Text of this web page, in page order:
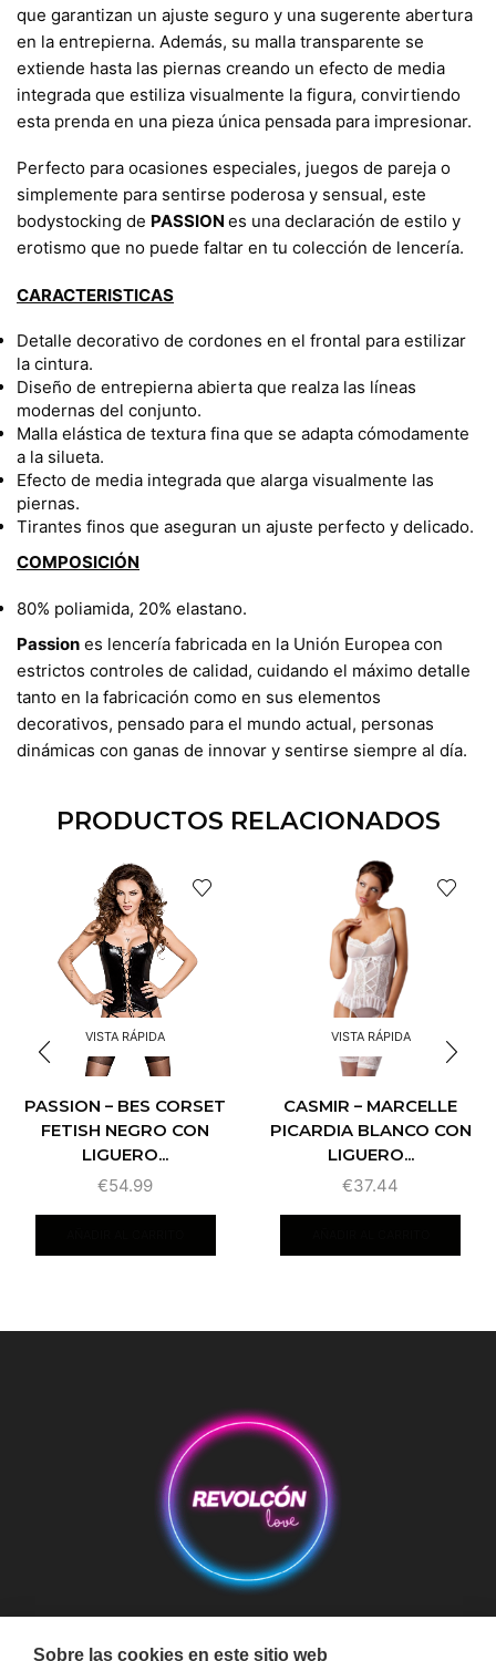
que garantizan un ajuste seguro y una sugerente abertura
en la entrepierna. Además, su malla transparente se
extiende hasta las piernas creando un efecto de media
integrada que estiliza visualmente la figura, convirtiendo
esta prenda en una pieza única pensada para impresionar.
Perfecto para ocasiones especiales, juegos de pareja o
simplemente para sentirse poderosa y sensual, este
bodystocking de PASSION es una declaración de estilo y
erotismo que no puede faltar en tu colección de lencería.
CARACTERISTICAS
Detalle decorativo de cordones en el frontal para estilizar
la cintura.
Diseño de entrepierna abierta que realza las líneas
modernas del conjunto.
Malla elástica de textura fina que se adapta cómodamente
a la silueta.
Efecto de media integrada que alarga visualmente las
piernas.
Tirantes finos que aseguran un ajuste perfecto y delicado.
COMPOSICIÓN
80% poliamida, 20% elastano.
Passion es lencería fabricada en la Unión Europea con
estrictos controles de calidad, cuidando el máximo detalle
tanto en la fabricación como en sus elementos
decorativos, pensado para el mundo actual, personas
dinámicas con ganas de innovar y sentirse siempre al día.
PRODUCTOS RELACIONADOS
VISTA RÁPIDA
PASSION – BES CORSET
FETISH NEGRO CON
LIGUERO...
€54.99
VISTA RÁPIDA
CASMIR – MARCELLE
PICARDIA BLANCO CON
LIGUERO...
€37.44
Aviso Legal Condiciones de Compra Condiciones de Envío
Sobre las cookies en este sitio web